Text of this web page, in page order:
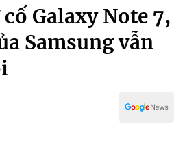
Galaxy Note 7,
Samsung vẫn